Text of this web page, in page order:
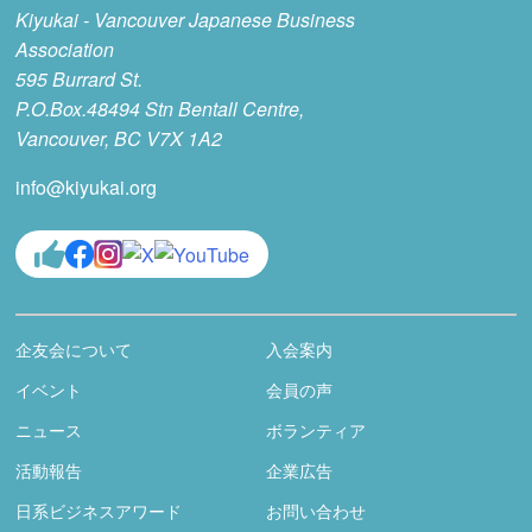
Kiyukai - Vancouver Japanese Business
Association
595 Burrard St.
P.O.Box.48494 Stn Bentall Centre,
Vancouver, BC V7X 1A2
info@kiyukai.org
企友会について
イベント
ニュース
活動報告
日系ビジネスアワード
入会案内
会員の声
ボランティア
企業広告
お問い合わせ